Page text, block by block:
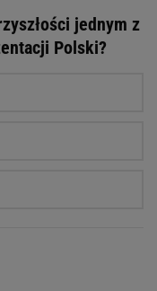
jednym z
Polski?